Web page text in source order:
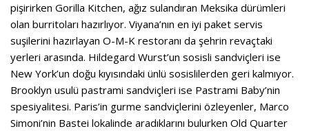
pişirirken Gorilla Kitchen, ağız sulandıran Meksika dürümleri
olan burritoları hazırlıyor. Viyana’nın en iyi paket servis
suşilerini hazırlayan O-M-K restoranı da şehrin revaçtaki
yerleri arasında. Hildegard Wurst’un sosisli sandviçleri ise
New York’un doğu kıyısındaki ünlü sosislilerden geri kalmıyor.
Brooklyn usulü pastrami sandviçleri ise Pastrami Baby’nin
spesiyalitesi. Paris’in gurme sandviçlerini özleyenler, Marco
Simoni’nin Bastei lokalinde aradıklarını bulurken Old Quarter